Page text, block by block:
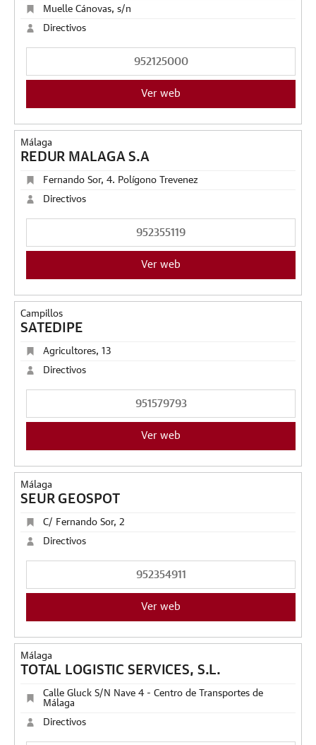
Muelle Cánovas, s/n
Directivos
952125000
Ver web
Málaga
REDUR MALAGA S.A
Fernando Sor, 4. Polígono Trevenez
Directivos
952355119
Ver web
Campillos
SATEDIPE
Agricultores, 13
Directivos
951579793
Ver web
Málaga
SEUR GEOSPOT
C/ Fernando Sor, 2
Directivos
952354911
Ver web
Málaga
TOTAL LOGISTIC SERVICES, S.L.
Calle Gluck S/N Nave 4 - Centro de Transportes de
Málaga
Directivos